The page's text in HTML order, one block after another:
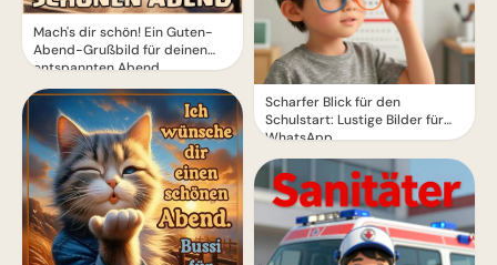
Mach's dir schön! Ein Guten-
Abend-Grußbild für deinen
entspannten Abend
Scharfer Blick für den
Schulstart: Lustige Bilder für
WhatsApp